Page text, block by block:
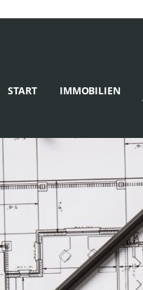
START IMMOBILIEN